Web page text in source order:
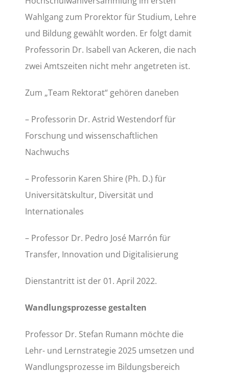
Wahlgang zum Prorektor für Studium, Lehre
und Bildung gewählt worden. Er folgt damit
Professorin Dr. Isabell van Ackeren, die nach
zwei Amtszeiten nicht mehr angetreten ist.
Zum „Team Rektorat“ gehören daneben
– Professorin Dr. Astrid Westendorf für
Forschung und wissenschaftlichen
Nachwuchs
– Professorin Karen Shire (Ph. D.) für
Universitätskultur, Diversität und
Internationales
– Professor Dr. Pedro José Marrón für
Transfer, Innovation und Digitalisierung
Dienstantritt ist der 01. April 2022.
Wandlungsprozesse gestalten
Professor Dr. Stefan Rumann möchte die
Lehr- und Lernstrategie 2025 umsetzen und
Wandlungsprozesse im Bildungsbereich